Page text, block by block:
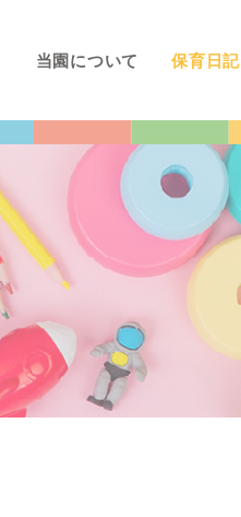
当園について 保育日記